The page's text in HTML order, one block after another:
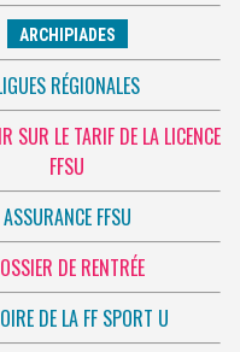
ARCHIPIADES
RÉGIONALES
SUR LE TARIF DE LA LICENCE
FFSU
ASSURANCE FFSU
DE RENTRÉE
DE LA FF SPORT U